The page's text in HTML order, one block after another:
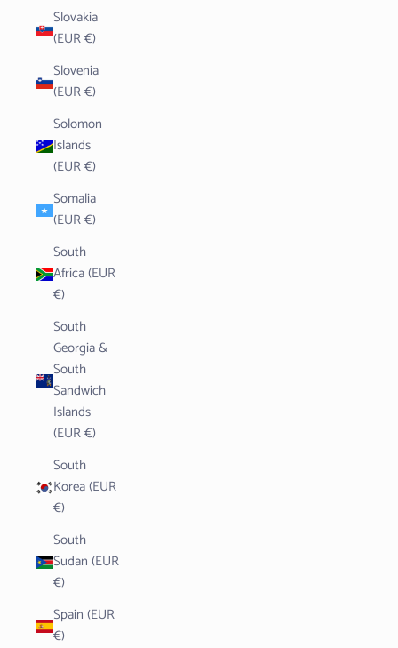
Slovakia
(EUR €)
Slovenia
(EUR €)
Solomon
Islands
(EUR €)
Somalia
(EUR €)
South
Africa (EUR
€)
South
Georgia &
South
Sandwich
Islands
(EUR €)
South
Korea (EUR
€)
South
Sudan (EUR
€)
Spain (EUR
€)